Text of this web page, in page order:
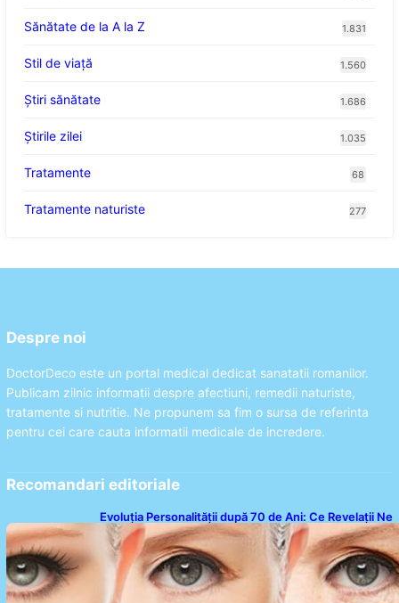
Sănătate de la A la Z 1.831
Stil de viaţă 1.560
Ştiri sănătate 1.686
Știrile zilei 1.035
Tratamente 68
Tratamente naturiste 277
Despre noi
DoctorDeco este un portal medical dedicat sanatatii romanilor.
Publicam zilnic informatii despre afectiuni, remedii naturiste,
tratamente si nutritie. Ne propunem sa fim o sursa de referinta
pentru cei care cauta informatii medicale de incredere.
Recomandari editoriale
Evoluția Personalității după 70 de Ani: Ce Revelații Ne
Oferă Studiile Psihologice